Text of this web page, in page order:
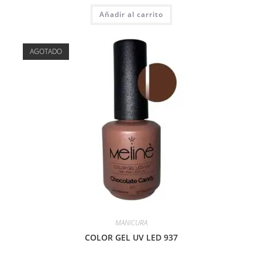
Añadir al carrito
AGOTADO
MANICURA
COLOR GEL UV LED 937